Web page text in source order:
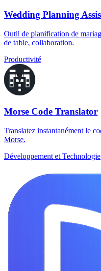
Wedding Planning
Outil de planification de
de table, collaboration.
Productivité
Morse Code Translator
Translatez instantanément le
Morse.
Développement et Technologie